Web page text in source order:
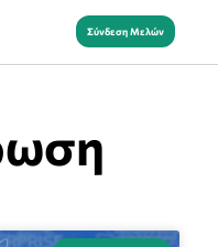
Σύνδεση Μελών